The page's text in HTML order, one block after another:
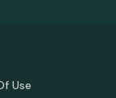
Use